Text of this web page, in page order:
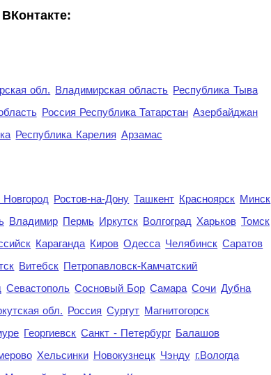
обл. Владимирская область Республика Тыва
Россия Республика Татарстан Азербайджан
Республика Карелия Арзамас
Ростов-на-Дону Ташкент Красноярск Минск
Владимир Пермь Иркутск Волгоград Харьков Томск
Караганда Киров Одесса Челябинск Саратов
Витебск Петропавловск-Камчатский
Севастополь Сосновый Бор Самара Сочи Дубна
обл. Россия Сургут Магнитогорск
Георгиевск Санкт - Петербург Балашов
Хельсинки Новокузнецк Чэнду г.Вологда